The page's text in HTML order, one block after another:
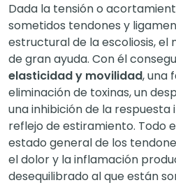
Dada la tensión o
sometidos tendones y
estructural de la escoliosis, el
de gran ayuda. Con él
elasticidad y movilidad, una
eliminación de toxinas, un
una inhibición de la
reflejo de estiramiento. Todo
estado general de los
el dolor y la inflamación
desequilibrado al que están